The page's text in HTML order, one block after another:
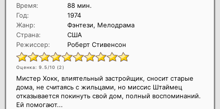
Время:
88 мин.
Год:
1974
Жанр:
Фэнтези, Мелодрама
Страна:
США
Режиссер:
Роберт Стивенсон
Оценка: 9.5/10 (2)
Мистер Хокк, влиятельный застройщик, сносит старые
дома, не считаясь с жильцами, но миссис Штаймец
отказывается покинуть свой дом, полный воспоминаний.
Ей помогают...